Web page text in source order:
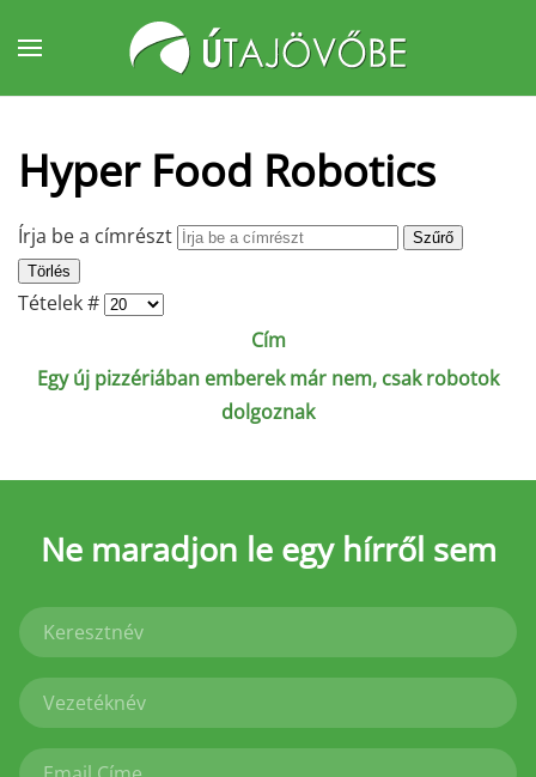
Fő tartalom átugrása
Hyper Food Robotics
Írja be a címrészt
Szűrő
Törlés
Tételek #
Cím
Egy új pizzériában emberek már nem, csak robotok
dolgoznak
Ne maradjon le egy hírről sem